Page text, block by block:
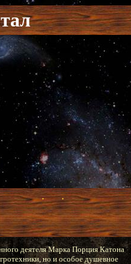
деятеля Марка Порция Катона
но и особое душевное